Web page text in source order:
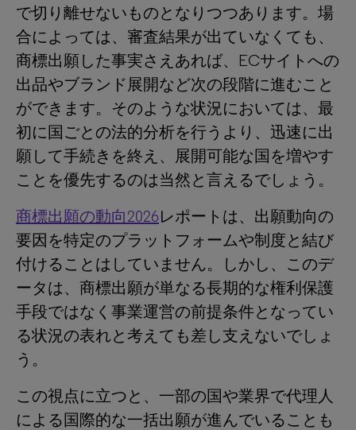
で切り離せないものとなりつつあります。場
合によっては、審査結果が出ていなくても、
商標出願した事実さえあれば、ECサイトへの
出品やブランド展開など次の段階に進むこと
ができます。そのような状況においては、最
初に国ごとの法的分析を行うより、迅速に出
願して手続きを終え、展開可能な国を増やす
ことを優先するのは当然と言えるでしょう。
商標出願の動向2026レポートは、出願動向の
要因を特定のプラットフォームや制度と結び
付けることはしていません。しかし、このデ
ータは、商標出願が単なる長期的な権利保護
手段ではなく事業運営の前提条件となってい
る状況の表れと考えても差し支えないでしょ
う。
この視点に立つと、一部の国や業界で代理人
による国際的な一括出願が進んでいることも